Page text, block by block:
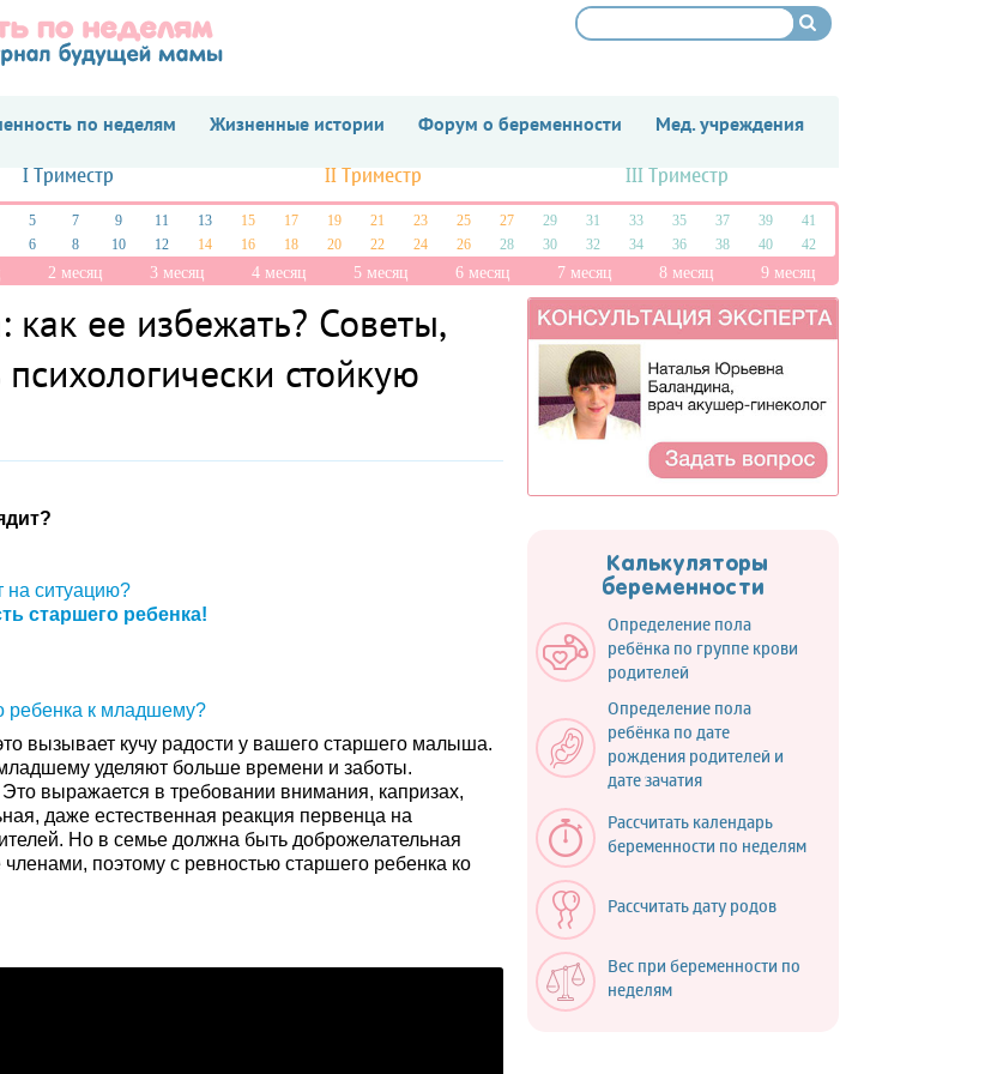
по неделям Жизненные истории Форум о беременности Мед. учреждения
I Триместр II Триместр III Триместр
5 7 9 11 13 15 17 19 21 23 25 27 29 31 33 35 37 39
41
6 8 10 12 14 16 18 20 22 24 26 28 30 32 34 36 38 40 42
2 месяц 3 месяц 4 месяц 5 месяц 6 месяц 7 месяц 8 месяц 9 месяц
как ее избежать? Советы,
стойкую
на ситуацию?
старшего ребенка!
ребенка к младшему?
вызывает кучу радости у вашего старшего малыша.
уделяют больше времени и заботы.
выражается в требовании внимания, капризах,
даже естественная реакция первенца на
Но в семье должна быть доброжелательная
поэтому с ревностью старшего ребенка ко
Калькуляторы
беременности
Определение пола
ребёнка по группе крови
родителей
Определение пола
ребёнка по дате
рождения родителей и
дате зачатия
Рассчитать календарь
беременности по неделям
Рассчитать дату родов
Вес при беременности по
неделям